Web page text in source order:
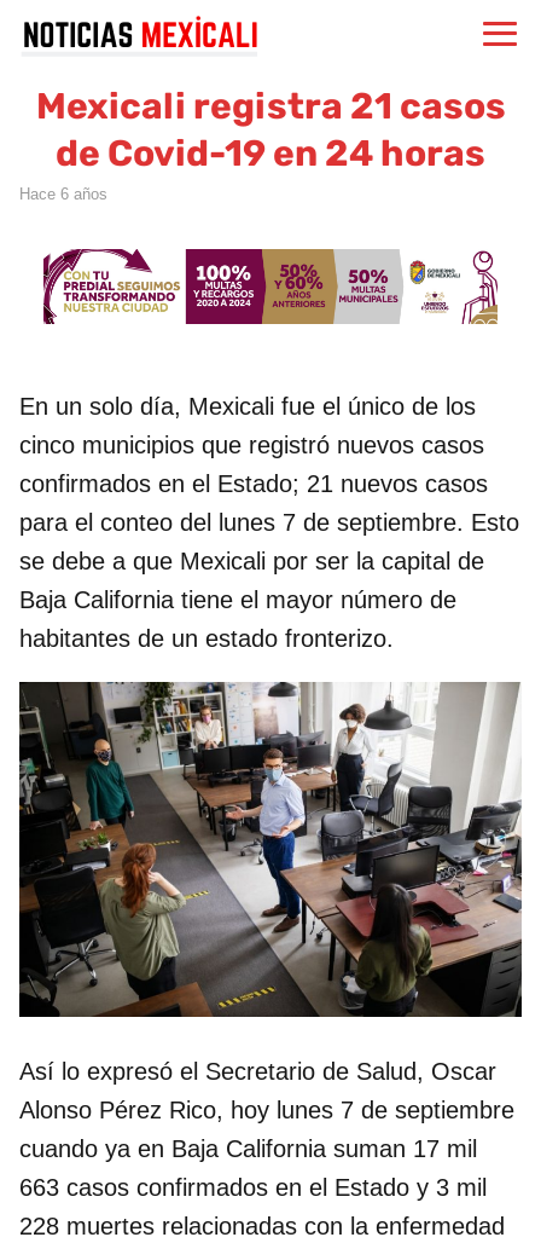
Mexicali registra 21 casos
de Covid-19 en 24 horas
hace 6 años
En un solo día, Mexicali fue el único de los
cinco municipios que registró nuevos casos
confirmados en el Estado; 21 nuevos casos
para el conteo del lunes 7 de septiembre. Esto
se debe a que Mexicali por ser la capital de
Baja California tiene el mayor número de
habitantes de un estado fronterizo.
Así lo expresó el Secretario de Salud, Oscar
Alonso Pérez Rico, hoy lunes 7 de septiembre
cuando ya en Baja California suman 17 mil
663 casos confirmados en el Estado y 3 mil
228 muertes relacionadas con la enfermedad